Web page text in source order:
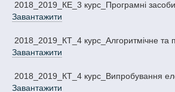
2018_2019_КЕ_3 курс_Програмні
Завантажити
2018_2019_КТ_4 курс_Алгоритмічне та
Завантажити
2018_2019_КТ_4 курс_Випробування
Завантажити